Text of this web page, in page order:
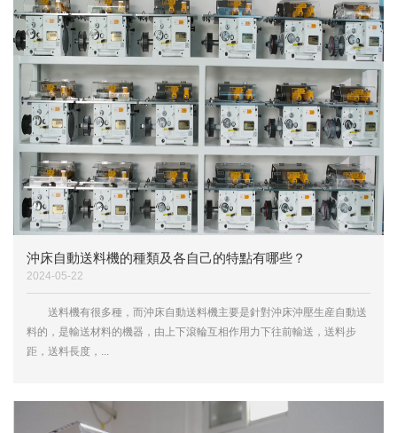
沖床自動送料機的種類及各自己的特點有哪些？
2024-05-22
送料機有很多種，而沖床自動送料機主要是針對沖床沖壓生産自動送
料的，是輸送材料的機器，由上下滾輪互相作用力下往前輸送，送料步
距，送料長度，...